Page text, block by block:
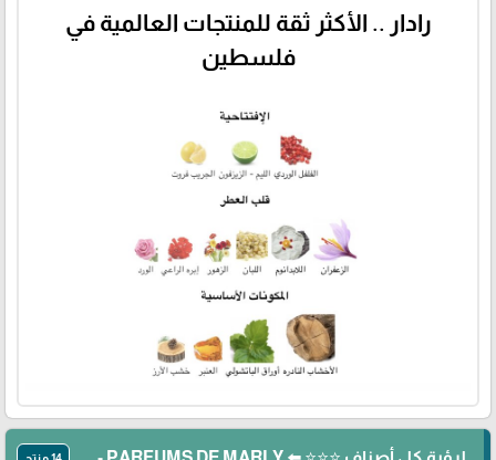
رادار .. الأكثر ثقة للمنتجات العالمية في
فلسطين